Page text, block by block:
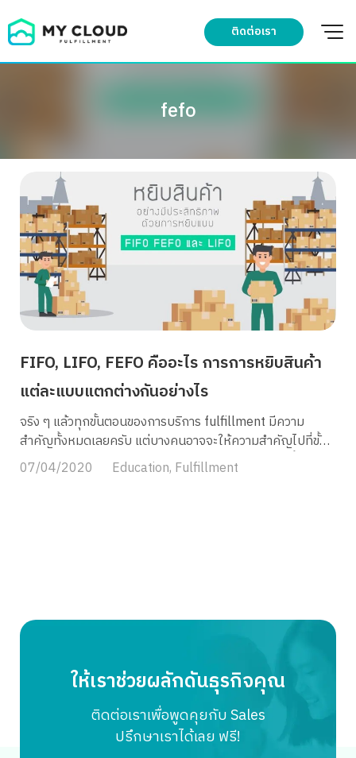
to
ติดต่อเรา
fefo
FIFO, LIFO, FEFO คืออะไร การการหยิบสินค้า
แต่ละแบบแตกต่างกันอย่างไร
จริง ๆ แล้วทุกขั้นตอนของการบริการ fulfillment มีความ
สำคัญทั้งหมดเลยครับ แต่บางคนอาจจะให้ความสำคัญไปที่ขั้น
ตอนการเก็บ การเเพ็ค และส่งมากกว่า จนลืมไปว่าหากขั้นตอน
การหยิบสินค้าก่อนแพ็คผิดผลาดก็อาจเกิดปัญหาในขั้นตอนถัด
จากการเก็บไว้นาน หรือสินค้าประเภทอื่น ๆ ที่มีการเปลี่ยนแปลง
ในคลังเป็นไปอย่างมีประสิทธิภาพ ตัวอย่างสินค้าเช่น เสื้อผ้า
รองเท้า รวมถึงสินค้าที่มีหลายชนิดและมีการเปลี่ยนแปลงสต๊อก
บ่อยครั้ง อย่างอุปกรณ์แฟชัน ของตกแต่งหรือเครื่องใช้ต่าง ๆ
เป็นต้น นอกจากนี้ การใช้ระบบ FIFO ยังช่วยให้สินค้าที่อยู่ใน
คลังเป็นล็อตล่าสุดอยู่เสมอ ช่วยให้การบริหารสต๊อกง่ายขึ้น และ
07/04/2020 Education, Fulfillment
ให้เราช่วยผลักดันธุรกิจคุณ
ติดต่อเราเพื่อพูดคุยกับ Sales
ปรึกษาเราได้เลย ฟรี!